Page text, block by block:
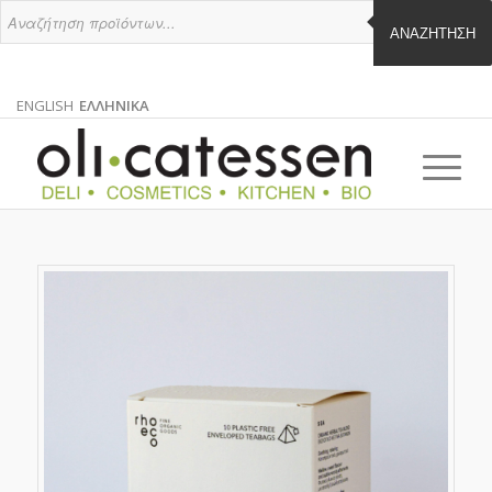
ΑΝΑΖΉΤΗΣΗ
ENGLISH
ΑΓΓΛΙΚΑ
ΕΛΛΗΝΙΚΑ
ΕΛΛΗΝΙΚΑ
EL